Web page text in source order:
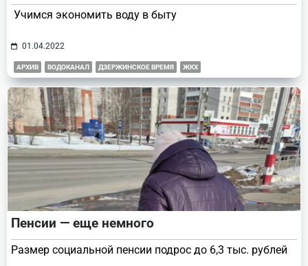
Учимся экономить воду в быту
01.04.2022
АРХИВ ВОДОКАНАЛ ДЗЕРЖИНСКОЕ ВРЕМЯ ЖКХ
Пенсии — еще немного
Размер социальной пенсии подрос до 6,3 тыс. рублей